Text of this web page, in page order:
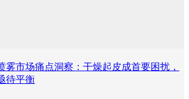
雾市场痛点洞察：干燥起皮成首要困扰，
待平衡